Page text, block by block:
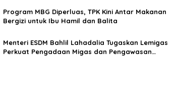
Program MBG Diperluas, TPK Kini Antar Makanan
Bergizi untuk Ibu Hamil dan Balita
Menteri ESDM Bahlil Lahadalia Tugaskan Lemigas
Perkuat Pengadaan Migas dan Pengawasan